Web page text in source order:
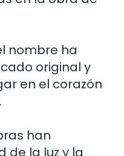
nombre ha
original y
en el corazón
han
de la luz y la